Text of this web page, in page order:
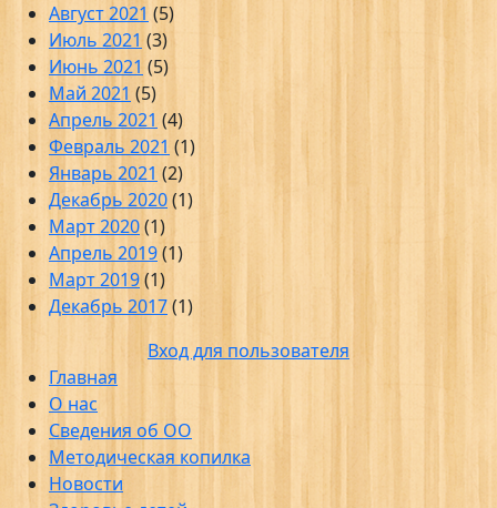
Август 2021 (5)
Июль 2021 (3)
Июнь 2021 (5)
Май 2021 (5)
Апрель 2021 (4)
Февраль 2021 (1)
Январь 2021 (2)
Декабрь 2020(1)
Март 2020(1)
Апрель 2019(1)
Март 2019(1)
Декабрь 2017(1)
Вход для пользователя
Главная
О нас
Сведения об ОО
Методическая копилка
Новости